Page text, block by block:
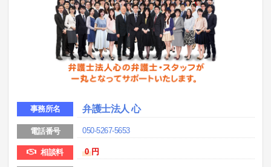
事務所名 弁護士法人 心
電話番号 050-5267-5653
相談料 0 円